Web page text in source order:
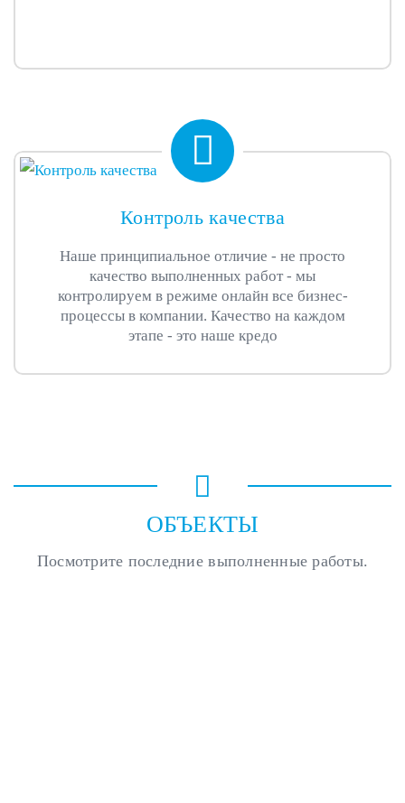
Контроль качества
Наше принципиальное отличие - не просто
качество выполненных работ - мы
контролируем в режиме онлайн все бизнес-
процессы в компании. Качество на каждом
этапе - это наше кредо
ОБЪЕКТЫ
Посмотрите последние выполненные работы.